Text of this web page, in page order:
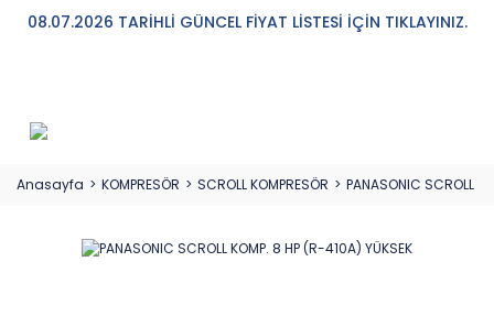
08.07.2026 TARİHLİ GÜNCEL FİYAT LİSTESİ İÇİN TIKLAYINIZ.
Anasayfa KOMPRESÖR SCROLL KOMPRESÖR PANASONIC SCROLL